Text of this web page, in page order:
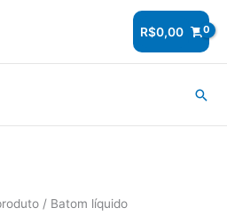
R$0,00
/ Batom líquido